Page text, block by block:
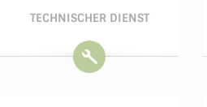
TECHNISCHER DIENST